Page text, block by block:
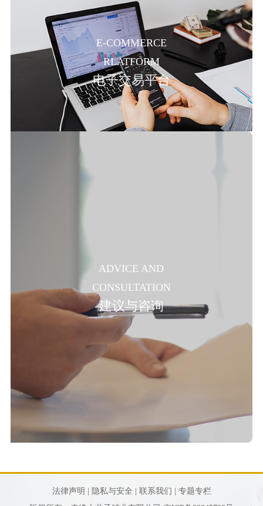
E-COMMERCE
RLATFORM
电子交易平台
ADVICE AND
CONSULTATION
建议与咨询
法律声明 | 隐私与安全 | 联系我们 |
专题专栏